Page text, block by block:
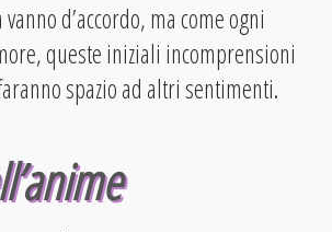
d’accordo, ma come ogni
queste iniziali incomprensioni
spazio ad altri sentimenti.